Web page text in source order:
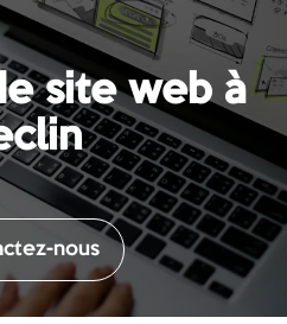
site web à
nous